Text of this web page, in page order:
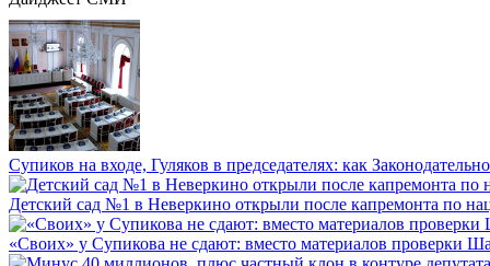
Супиков на входе, Гуляков в председателях: как
Детский сад №1 в Неверкино открыли после капремонта по
«Своих» у Супикова не сдают: вместо материалов проверки